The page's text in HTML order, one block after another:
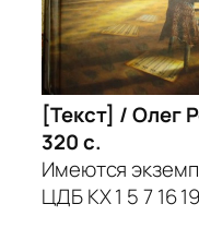
[Текст] / Олег
320 с.
Имеются
ЦДБ КХ 1 5 7 16